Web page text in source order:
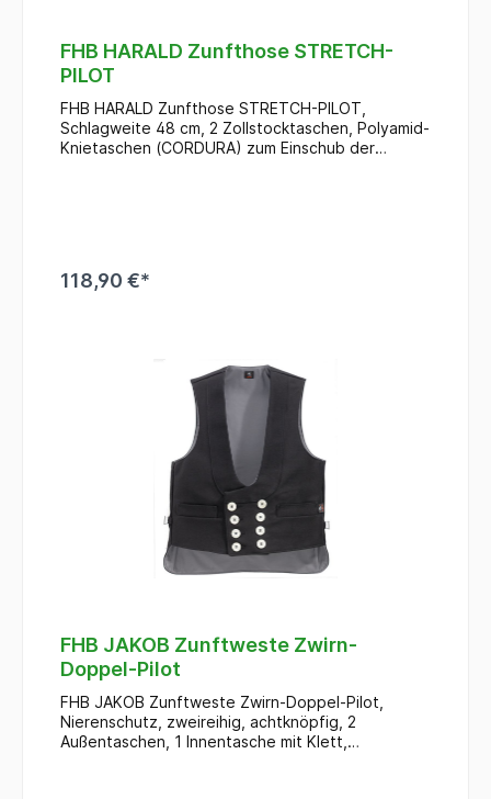
FHB HARALD Zunfthose STRETCH-
PILOT
FHB HARALD Zunfthose STRETCH-PILOT,
Schlagweite 48 cm, 2 Zollstocktaschen, Polyamid-
Knietaschen (CORDURA) zum Einschub der
118,90 €*
FHB JAKOB Zunftweste Zwirn-
Doppel-Pilot
FHB JAKOB Zunftweste Zwirn-Doppel-Pilot,
Nierenschutz, zweireihig, achtknöpfig, 2
Außentaschen, 1 Innentasche mit Klett,